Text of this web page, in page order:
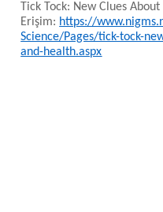
Tick Tock: New Clues
Erişim: https://
Science/Pages/tick-tock-
and-health.aspx